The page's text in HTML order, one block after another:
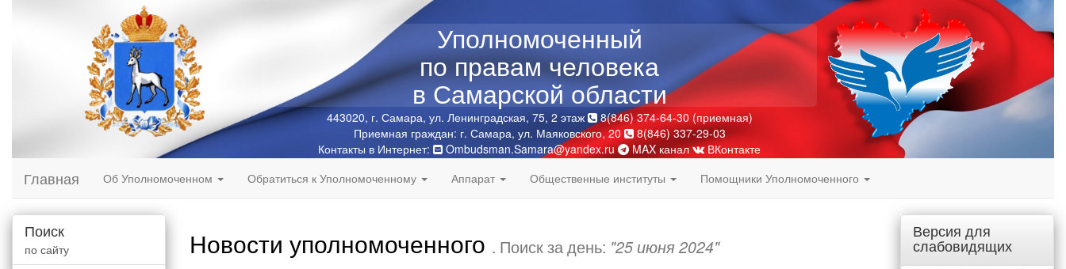
Уполномоченный
по правам человека
в Самарской области
443020, г. Самара, ул. Ленинградская, 75, 2 этаж
8(846) 374-64-30 (приемная)
Приемная граждан: г. Самара, ул. Маяковского, 20
8(846) 337-29-03
Контакты в Интернет:
Ombudsman.Samara@yandex.ru MAX канал ВКонтакте
Главная Об Уполномоченном Обратиться к Уполномоченному Аппарат Общественные институты Помощники Уполномоченного
Поиск
по сайту Новости уполномоченного . Поиск за день: "25 июня 2024"
Версия для
слабовидящих